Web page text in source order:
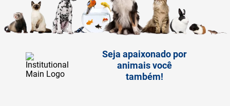
Seja apaixonado por
animais você
também!